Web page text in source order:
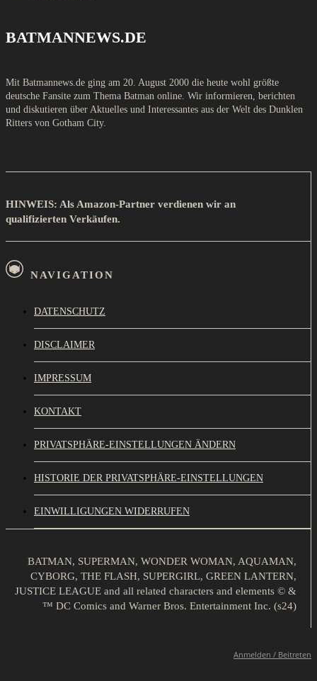
BATMANNEWS.DE
Mit Batmannews.de ging am 20. August 2000 die heute wohl größte
deutsche Fansite zum Thema Batman online. Wir informieren, berichten
und diskutieren über Aktuelles und Interessantes aus der Welt des Dunklen
Ritters von Gotham City.
HINWEIS: Als Amazon-Partner verdienen wir an
qualifizierten Verkäufen.
NAVIGATION
DATENSCHUTZ
DISCLAIMER
IMPRESSUM
KONTAKT
PRIVATSPHÄRE-EINSTELLUNGEN ÄNDERN
HISTORIE DER PRIVATSPHÄRE-EINSTELLUNGEN
EINWILLIGUNGEN WIDERRUFEN
BATMAN, SUPERMAN, WONDER WOMAN, AQUAMAN,
CYBORG, THE FLASH, SUPERGIRL, GREEN LANTERN,
JUSTICE LEAGUE and all related characters and elements © &
™ DC Comics and Warner Bros. Entertainment Inc. (s24)
Anmelden / Beitreten